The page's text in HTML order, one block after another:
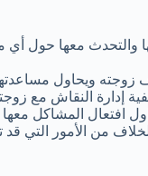
والتحدث معها حول أي
زوجته ويحاول
إدارة النقاش مع
افتعال المشاكل
من الأمور التي